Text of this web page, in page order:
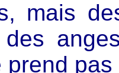
mais
prend